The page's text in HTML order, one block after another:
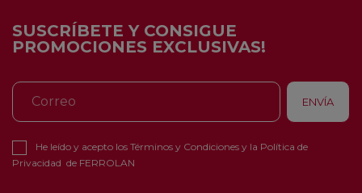
SUSCRÍBETE Y CONSIGUE
PROMOCIONES EXCLUSIVAS!
He leído y acepto los Términos y Condiciones y la Política de
Privacidad de FERROLAN